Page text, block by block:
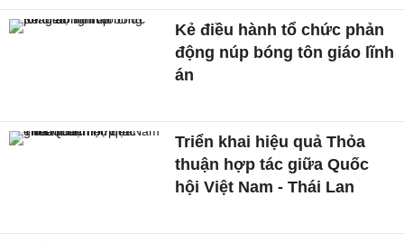
Kẻ điều hành tổ chức phản
động núp bóng tôn giáo lĩnh
án
Triển khai hiệu quả Thỏa
thuận hợp tác giữa Quốc
hội Việt Nam - Thái Lan